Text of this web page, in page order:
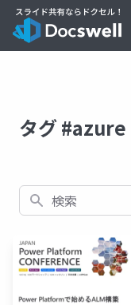
タグ
検索